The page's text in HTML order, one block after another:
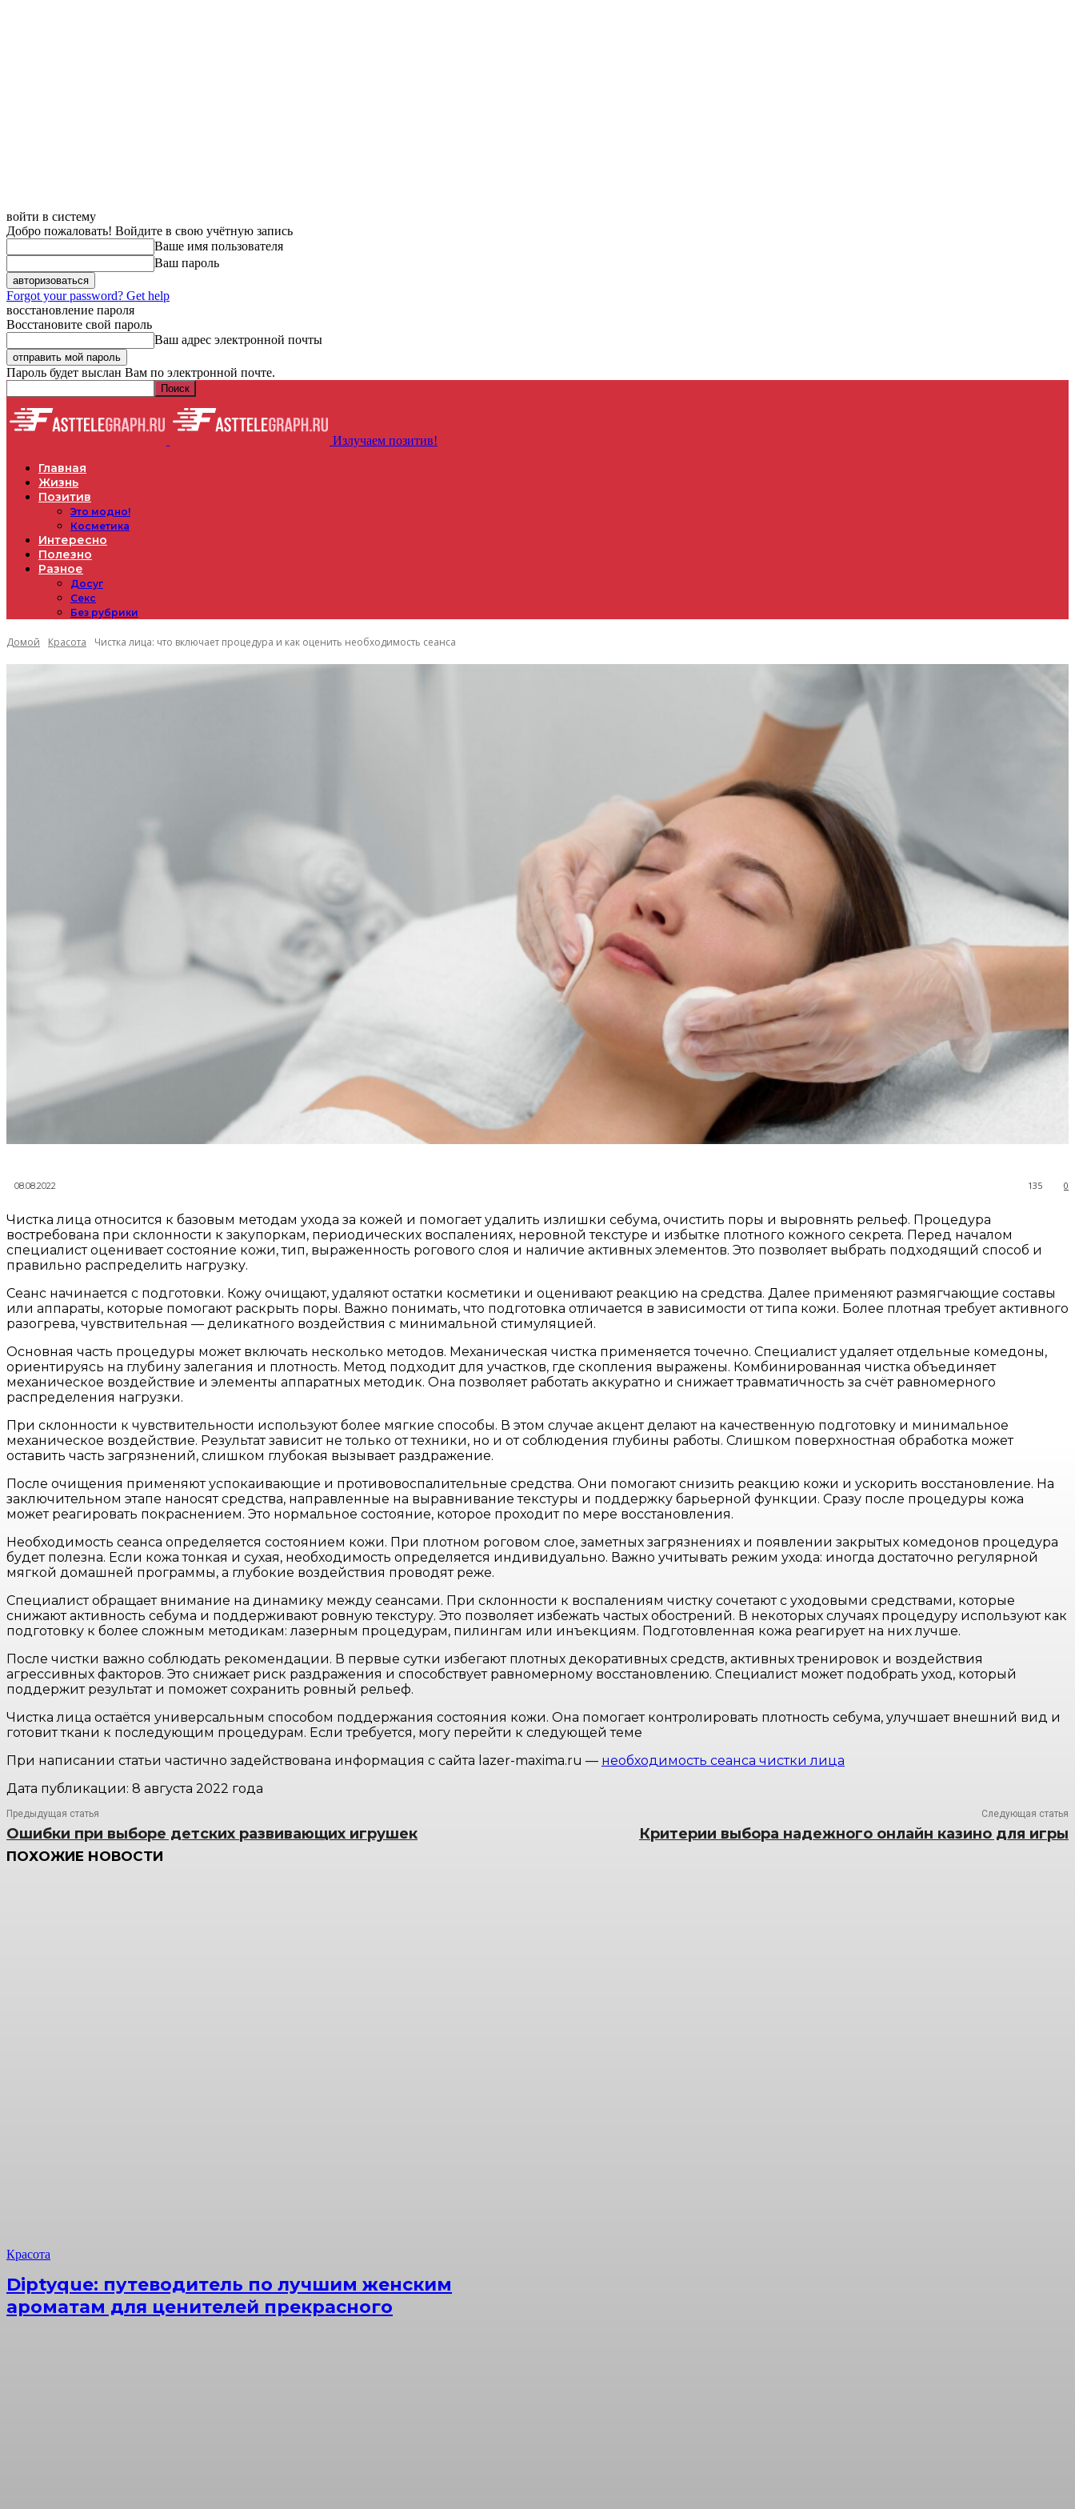
войти в систему
Добро пожаловать! Войдите в свою учётную запись
Ваше имя пользователя
Ваш пароль
Forgot your password? Get help
восстановление пароля
Восстановите свой пароль
Ваш адрес электронной почты
Пароль будет выслан Вам по электронной почте.
Излучаем позитив!
Главная
Жизнь
Позитив
Это модно!
Косметика
Интересно
Полезно
Разное
Досуг
Секс
Без рубрики
Домой Красота Чистка лица: что включает процедура и как оценить необходимость сеанса
08.08.2022 0
135
Чистка лица относится к базовым методам ухода за кожей и помогает удалить излишки себума, очистить поры и выровнять рельеф. Процедура
востребована при склонности к закупоркам, периодических воспалениях, неровной текстуре и избытке плотного кожного секрета. Перед началом
специалист оценивает состояние кожи, тип, выраженность рогового слоя и наличие активных элементов. Это позволяет выбрать подходящий способ и
правильно распределить нагрузку.
Сеанс начинается с подготовки. Кожу очищают, удаляют остатки косметики и оценивают реакцию на средства. Далее применяют размягчающие составы
или аппараты, которые помогают раскрыть поры. Важно понимать, что подготовка отличается в зависимости от типа кожи. Более плотная требует активного
разогрева, чувствительная — деликатного воздействия с минимальной стимуляцией.
Основная часть процедуры может включать несколько методов. Механическая чистка применяется точечно. Специалист удаляет отдельные комедоны,
ориентируясь на глубину залегания и плотность. Метод подходит для участков, где скопления выражены. Комбинированная чистка объединяет
механическое воздействие и элементы аппаратных методик. Она позволяет работать аккуратно и снижает травматичность за счёт равномерного
распределения нагрузки.
При склонности к чувствительности используют более мягкие способы. В этом случае акцент делают на качественную подготовку и минимальное
механическое воздействие. Результат зависит не только от техники, но и от соблюдения глубины работы. Слишком поверхностная обработка может
оставить часть загрязнений, слишком глубокая вызывает раздражение.
После очищения применяют успокаивающие и противовоспалительные средства. Они помогают снизить реакцию кожи и ускорить восстановление. На
заключительном этапе наносят средства, направленные на выравнивание текстуры и поддержку барьерной функции. Сразу после процедуры кожа
может реагировать покраснением. Это нормальное состояние, которое проходит по мере восстановления.
Необходимость сеанса определяется состоянием кожи. При плотном роговом слое, заметных загрязнениях и появлении закрытых комедонов процедура
будет полезна. Если кожа тонкая и сухая, необходимость определяется индивидуально. Важно учитывать режим ухода: иногда достаточно регулярной
мягкой домашней программы, а глубокие воздействия проводят реже.
Специалист обращает внимание на динамику между сеансами. При склонности к воспалениям чистку сочетают с уходовыми средствами, которые
снижают активность себума и поддерживают ровную текстуру. Это позволяет избежать частых обострений. В некоторых случаях процедуру используют как
подготовку к более сложным методикам: лазерным процедурам, пилингам или инъекциям. Подготовленная кожа реагирует на них лучше.
После чистки важно соблюдать рекомендации. В первые сутки избегают плотных декоративных средств, активных тренировок и воздействия
агрессивных факторов. Это снижает риск раздражения и способствует равномерному восстановлению. Специалист может подобрать уход, который
поддержит результат и поможет сохранить ровный рельеф.
Чистка лица остаётся универсальным способом поддержания состояния кожи. Она помогает контролировать плотность себума, улучшает внешний вид и
готовит ткани к последующим процедурам. Если требуется, могу перейти к следующей теме
При написании статьи частично задействована информация с сайта lazer-maxima.ru — необходимость сеанса чистки лица
Дата публикации: 8 августа 2022 года
Предыдущая статья
Ошибки при выборе детских развивающих игрушек
Следующая статья
Критерии выбора надежного онлайн казино для игры
ПОХОЖИЕ НОВОСТИ
Красота
Diptyque: путеводитель по лучшим женским
ароматам для ценителей прекрасного